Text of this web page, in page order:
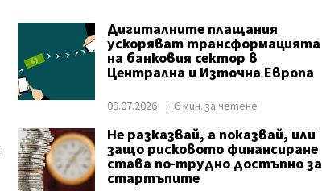
Дигиталните плащания
ускоряват трансформацията
на банковия сектор в
Централна и Източна Европа
09.07.2026 6 мин. за четене
Не разказвай, а показвай, или
защо рисковото финансиране
става по-трудно достъпно за
стартъпите